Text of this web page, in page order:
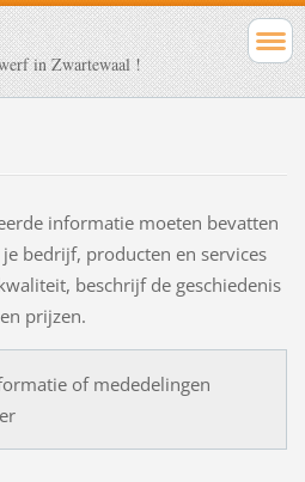
in Zwartewaal !
informatie moeten bevatten
bedrijf, producten en services
beschrijf de geschiedenis
prijzen.
of mededelingen